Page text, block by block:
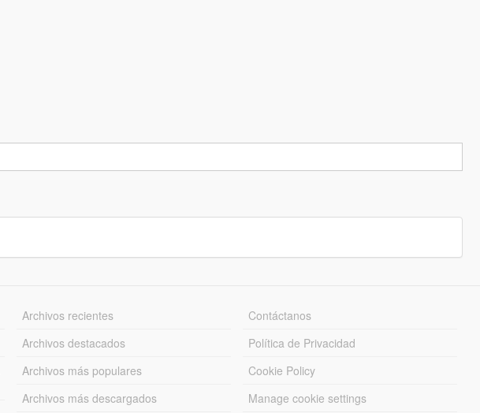
Archivos recientes
Archivos destacados
Archivos más populares
Archivos más descargados
Contáctanos
Política de Privacidad
Cookie Policy
Manage cookie settings